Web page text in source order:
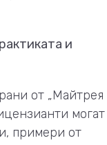
и
от „Майтрея
могат
примери от